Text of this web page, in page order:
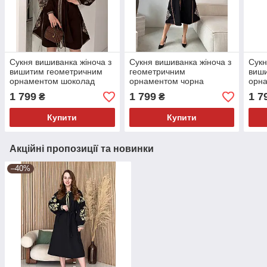
Сукня вишиванка жіноча з
вишитим геометричним
орнаментом шоколад
1 799 ₴
Купити
Сукня вишиванка жіноча з
геометричним
орнаментом чорна
1 799₴
Купити
1
Акційні пропозиції та новинки
–40%